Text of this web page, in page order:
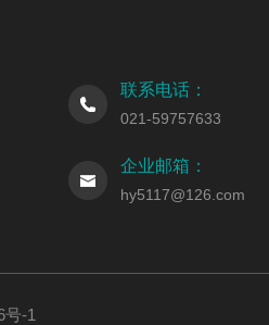
联系电话：
021-59757633
企业邮箱：
hy5117@126.com
-1